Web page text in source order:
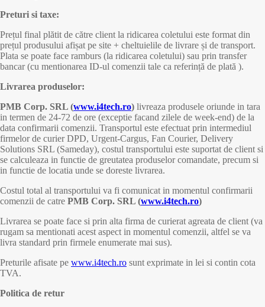
Preturi si taxe:
Prețul final plătit de către client la ridicarea coletului este format din
prețul produsului afișat pe site + cheltuielile de livrare și de transport.
Plata se poate face ramburs (la ridicarea coletului) sau prin transfer
bancar (cu mentionarea ID-ul comenzii tale ca referință de plată ).
Livrarea produselor:
PMB Corp. SRL (www.i4tech.ro) livreaza produsele oriunde in tara
in termen de 24-72 de ore (exceptie facand zilele de week-end) de la
data confirmarii comenzii. Transportul este efectuat prin intermediul
firmelor de curier DPD, Urgent-Cargus, Fan Courier, Delivery
Solutions SRL (Sameday), costul transportului este suportat de client si
se calculeaza in functie de greutatea produselor comandate, precum si
in functie de locatia unde se doreste livrarea.
Costul total al transportului va fi comunicat in momentul confirmarii
comenzii de catre PMB Corp. SRL (www.i4tech.ro)
Livrarea se poate face si prin alta firma de curierat agreata de client (va
rugam sa mentionati acest aspect in momentul comenzii, altfel se va
livra standard prin firmele enumerate mai sus).
Preturile afisate pe www.i4tech.ro sunt exprimate in lei si contin cota
TVA.
Politica de retur